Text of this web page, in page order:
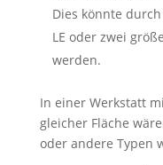
Dies könnte
LE oder zwei
werden.
In einer Werkstatt
gleicher Fläche
oder andere Typen